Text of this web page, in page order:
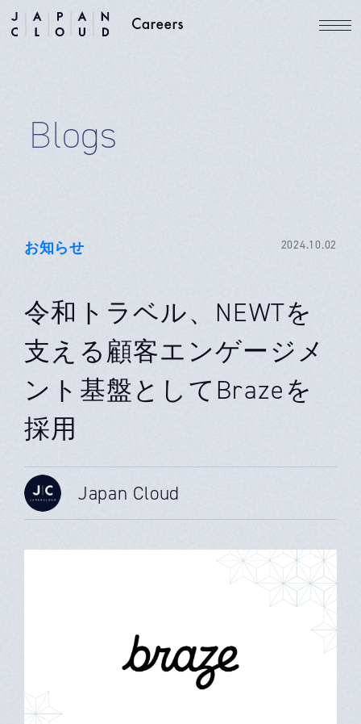
Blogs
お知らせ 2024.10.02
令和トラベル、NEWTを
支える顧客エンゲージメ
ント基盤としてBrazeを
採用
Japan Cloud